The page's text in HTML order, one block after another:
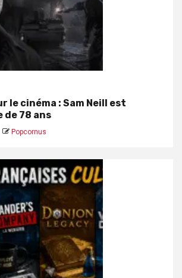
le cinéma : Sam Neill est
de 78 ans
Popcornus